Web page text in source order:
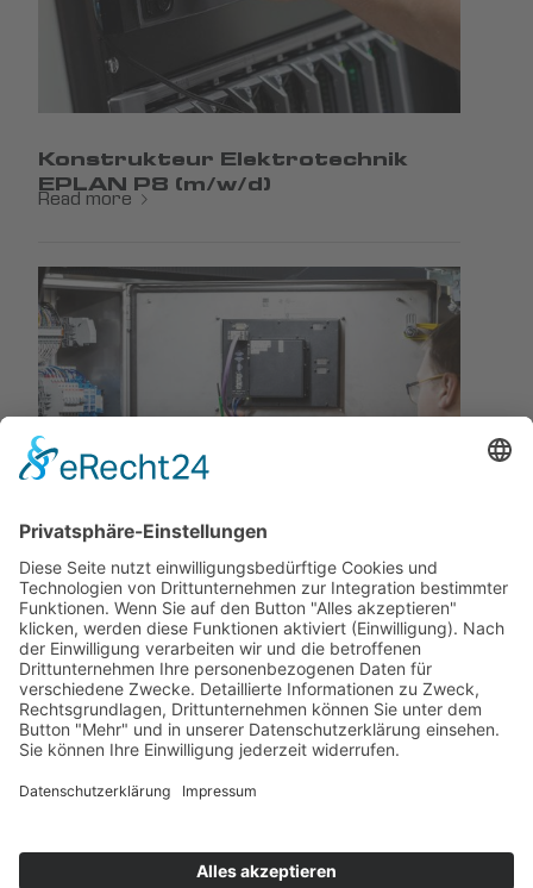
Konstrukteur Elektrotechnik
EPLAN P8 (m/w/d)
Read more
Elektroinstallateur oder
Elektroniker (m/w/d)
Read more